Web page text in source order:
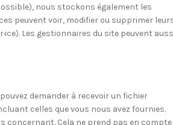
nous stockons également les
peuvent voir, modifier ou supprimer
Les gestionnaires du site peuvent
demander à recevoir un fichier
celles que vous nous avez fournies.
concernant. Cela ne prend pas en compte